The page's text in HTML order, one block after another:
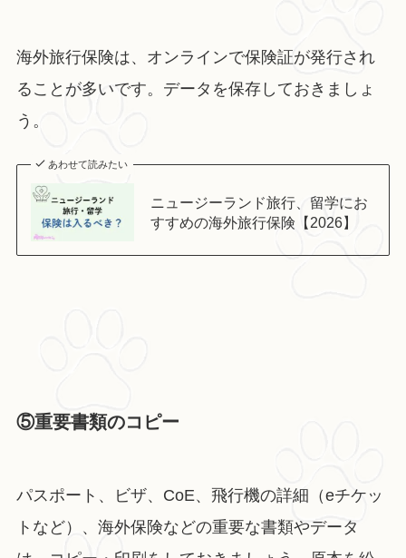
海外旅行保険は、オンラインで保険証が発行され
ることが多いです。データを保存しておきましょ
う。
あわせて読みたい
ニュージーランド旅行、留学にお
すすめの海外旅行保険【2026】
⑤重要書類のコピー
パスポート、ビザ、CoE、飛行機の詳細（eチケッ
トなど）、海外保険などの重要な書類やデータ